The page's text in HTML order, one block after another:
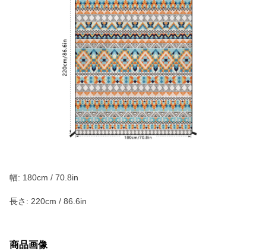
幅: 180cm / 70.8in
長さ: 220cm / 86.6in
商品画像